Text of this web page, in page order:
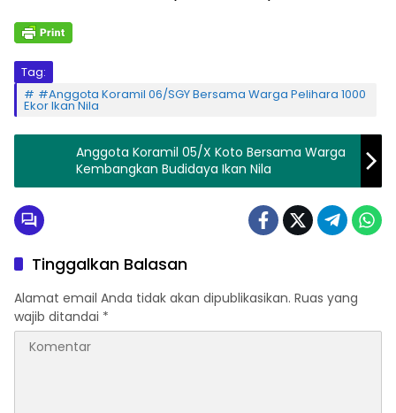
Tag:
#Anggota Koramil 06/SGY Bersama Warga Pelihara 1000
Ekor Ikan Nila
Anggota Koramil 05/X Koto Bersama Warga
Kembangkan Budidaya Ikan Nila
Tinggalkan Balasan
Alamat email Anda tidak akan dipublikasikan. Ruas yang
wajib ditandai *